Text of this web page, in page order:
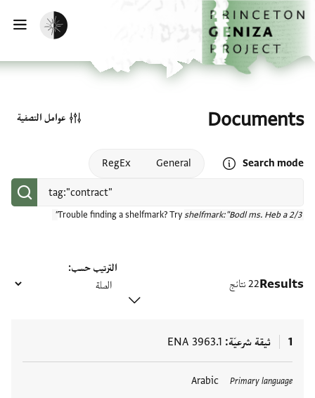
تخطي إلى المحتوى الرئيسي
الصفحة الرئيسية
تفعيل الوضع المظلم
Documents
Search mode
Open search mode help
General
RegEx
Trouble finding a shelfmark? Try shelfmark:"Bodl ms. Heb a 2/3"
عوامل التصفية
Results22 نتائج
الترتيب حسب
1 ثيقة شرعيّة ENA 3963.1
Primary language
Arabic العلامات